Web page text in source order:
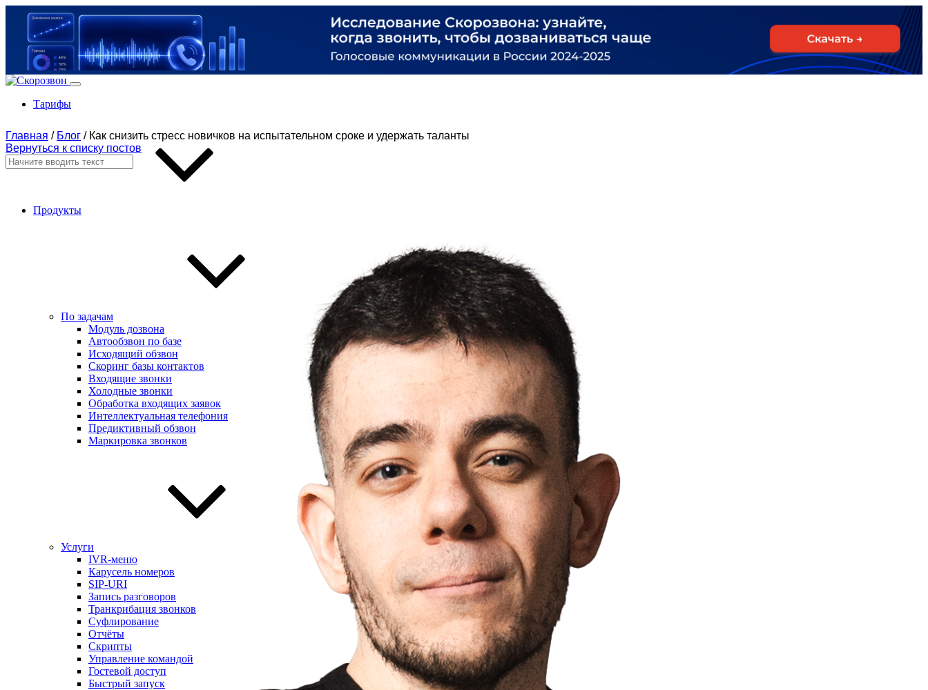
Тарифы
Продукты
По задачам
Модуль дозвона
Автообзвон по базе
Исходящий обзвон
Скоринг базы контактов
Входящие звонки
Холодные звонки
Обработка входящих заявок
Интеллектуальная телефония
Предиктивный обзвон
Маркировка звонков
Услуги
IVR-меню
Карусель номеров
SIP-URI
Запись разговоров
Транкрибация звонков
Суфлирование
Отчёты
Скрипты
Управление командой
Гостевой доступ
Быстрый запуск
Главная / Блог / Как снизить стресс новичков на испытательном сроке и удержать таланты
Вернуться к списку постов